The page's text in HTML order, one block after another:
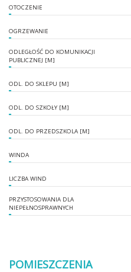
OTOCZENIE
OGRZEWANIE
ODLEGŁOŚĆ DO KOMUNIKACJI
PUBLICZNEJ [M]
ODL. DO SKLEPU [M]
ODL. DO SZKOŁY [M]
ODL. DO PRZEDSZKOLA [M]
WINDA
LICZBA WIND
PRZYSTOSOWANIA DLA
NIEPEŁNOSPRAWNYCH
POMIESZCZENIA